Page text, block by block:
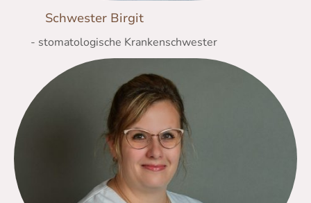
Schwester Birgit
- stomatologische Krankenschwester